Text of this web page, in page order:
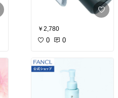
￥2,780
0 0